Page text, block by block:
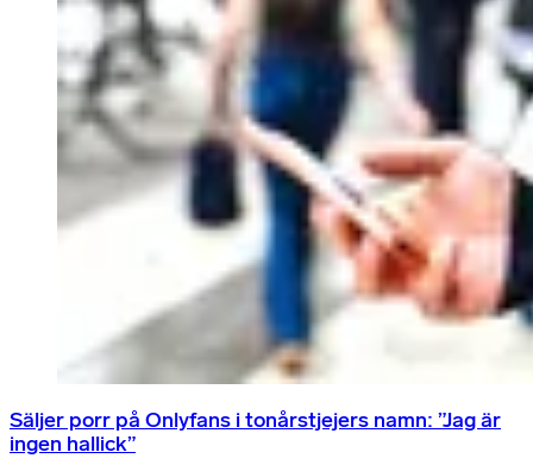
Säljer porr på Onlyfans i tonårstjejers namn: ”Jag är
ingen hallick”